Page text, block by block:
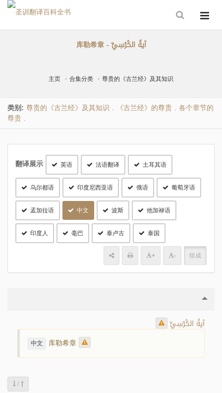
库勒希章 - آيةُ الكُرْسِيِّ
主页 合集分类 尊贵的《古兰经》及其知识
类别: 尊贵的《古兰经》及其知识 《古兰经》的尊贵 各个章节的
尊贵
翻译展示 英语 法语翻译 土耳其语
乌尔都语 印度尼西亚语 俄语 葡萄牙语
孟加拉语 中文 波斯 他加禄语
印度人 毫巴 泰卢古 泰国
+ - 组成
آيةُ الكُرْسِيِّ
中文 库勒希章
/